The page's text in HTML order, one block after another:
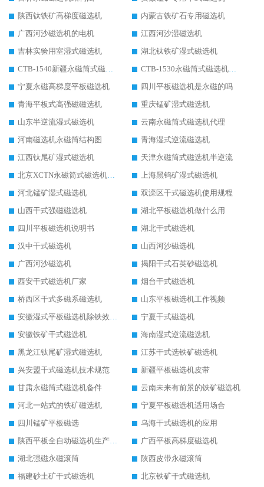
陕西钛铁矿高梯度磁选机
内蒙古铁矿石专用磁选机
广西河沙磁选机的电机
江西河沙湿磁选机
吉林实验用室湿式磁选机
湖北钛铁矿湿式磁选机
CTB-1540新疆永磁筒式磁选机
CTB-1530永磁筒式磁选机代理商
宁夏永磁高梯度平板磁选机
四川平板磁选机是永磁的吗
青海平板式高强磁磁选机
重庆锰矿湿式磁选机
山东半逆流湿式磁选机
云南永磁筒式磁选机代理
河南磁选机永磁筒结构图
青海湿式逆流磁选机
江西钛尾矿湿式磁选机
天津永磁筒式磁选机半逆流
北京XCTN永磁筒式磁选机磁块位置
上海黑钨矿湿式磁选机
河北锰矿湿式磁选机
双滦区干式磁选机使用规程
山西干式强磁磁选机
湖北平板磁选机做什么用
四川平板磁选机说明书
湖北干式磁选机
汉中干式磁选机
山西河沙磁选机
广西河沙磁选机
揭阳干式石英砂磁选机
西安干式磁选机厂家
烟台干式磁选机
桥西区干式多磁系磁选机
山东平板磁选机工作视频
安徽湿式平板磁选机除铁效果怎么样
宁夏干式磁选机
安徽铁矿干式磁选机
海南湿式逆流磁选机
黑龙江钛尾矿湿式磁选机
江苏干式选铁矿磁选机
兴安盟干式磁选机技术规范
新疆平板磁选机皮带
甘肃永磁筒式磁选机备件
云南未来有前景的铁矿磁选机
河北一站式的铁矿磁选机
宁夏平板磁选机适用场合
四川锰矿平板磁选
乌海干式磁选机的应用
陕西平板全自动磁选机生产厂家
广西平板高梯度磁选机
湖北强磁永磁滚筒
陕西皮带永磁滚筒
福建砂土矿干式磁选机
北京铁矿干式磁选机